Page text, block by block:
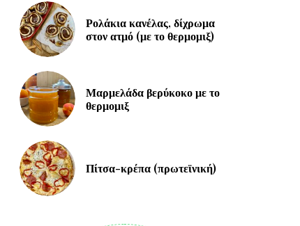
Ρολάκια κανέλας, δίχρωμα
στον ατμό (με το θερμομιξ)
Μαρμελάδα βερύκοκο με το
θερμομιξ
Πίτσα-κρέπα (πρωτεϊνική)